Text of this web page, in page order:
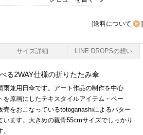
[送料について ]
サイズ詳細 LINE DROPSの想い
る2WAY仕様の折りたたみ傘
雨兼用日傘です。アート作品の制作を中心
を原画にしたテキスタイルアイテム・ペー
売をおこなっているtotoganashiによるパター
います。大きめの親骨55cmサイズでしっかり